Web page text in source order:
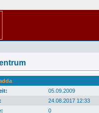
05.09.2009
24.08.2017 12:33
0